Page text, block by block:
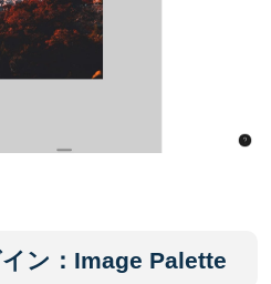
ン：Image Palette